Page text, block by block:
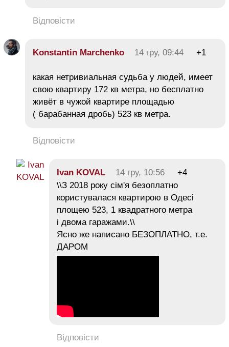
Відповісти
Konstantin Marchenko 14 гру, 09:44 +1
какая нетривиальная судьба у людей, имеет
свою квартиру 172 кв метра, но бесплатно
живёт в чужой квартире площадью
( барабанная дробь) 523 кв метра.
Відповісти
Ivan KOVAL 14 гру, 10:56
+4
\\З 2018 року сім'я безоплатно
користувалася квартирою в Одесі
площею 523, 1 квадратного метра
і двома гаражами.\\
Ясно же написано БЕЗОПЛАТНО, т.е.
ДАРОМ
Відповісти